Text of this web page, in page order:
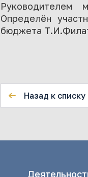
Руководителем
Определён
бюджета
Назад к списку